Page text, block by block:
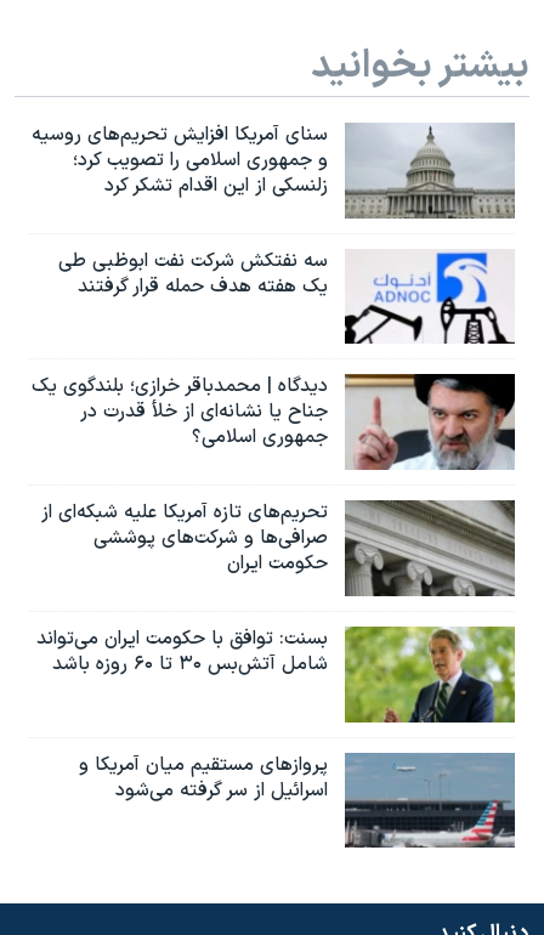
بیشتر بخوانید
سنای آمریکا افزایش تحریم‌های روسیه
و جمهوری اسلامی را تصویب کرد؛
زلنسکی از این اقدام تشکر کرد
سه نفتکش شرکت نفت ابوظبی طی
یک هفته هدف حمله قرار گرفتند
دیدگاه | محمدباقر خرازی؛ بلندگوی یک
جناح یا نشانه‌ای از خلأ قدرت در
جمهوری اسلامی؟
تحریم‌های تازه آمریکا علیه شبکه‌ای از
صرافی‌ها و شرکت‌های پوششی
حکومت ایران
بسنت: توافق با حکومت ایران می‌تواند
شامل آتش‌بس ۳۰ تا ۶۰ روزه باشد
پروازهای مستقیم میان آمریکا و
اسرائیل از سر گرفته می‌شود